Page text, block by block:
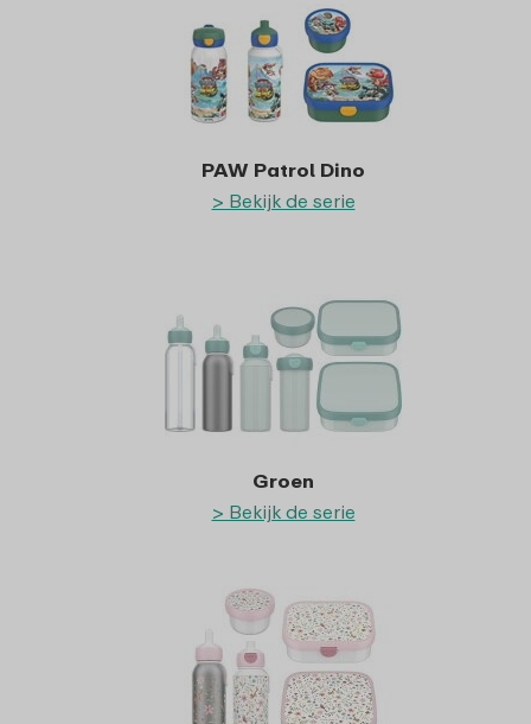
PAW Patrol Dino
> Bekijk de serie
Groen
> Bekijk de serie